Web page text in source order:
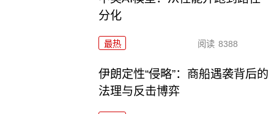
分化
最热 阅读 8388
伊朗定性“侵略”：商船遇袭背后的
法理与反击博弈